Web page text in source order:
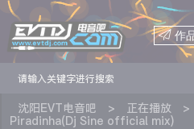
 作
沈阳EVT电音吧 > 正在播放 >
Piradinha(Dj Sine official mix)